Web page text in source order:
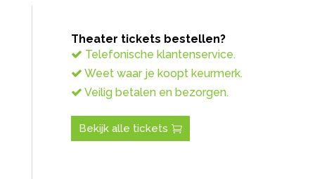
Theater tickets bestellen?
Telefonische klantenservice.
Weet waar je koopt keurmerk.
Veilig betalen en bezorgen.
Bekijk alle tickets